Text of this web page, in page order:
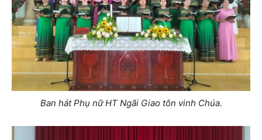
Ban hát Phụ nữ HT Ngãi Giao tôn vinh Chúa.